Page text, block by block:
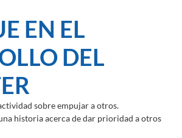
EN EL
DEL
sobre empujar a otros.
historia acerca de dar prioridad a otros